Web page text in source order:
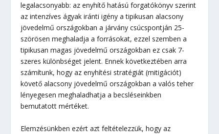
legalacsonyabb: az enyhítő hatású forgatókönyv szerint
az intenzíves ágyak iránti igény a tipikusan alacsony
jövedelmű országokban a járvány csúcspontján 25-
szörösen meghaladja a forrásokat, ezzel szemben a
tipikusan magas jövedelmű országokban ez csak 7-
szeres különbséget jelent. Ennek következtében arra
számítunk, hogy az enyhítési stratégiát (mitigációt)
követő alacsony jövedelmű országokban a valós teher
lényegesen meghaladhatja a becsléseinkben
bemutatott mértéket.
Elemzésünkben ezért azt feltételezzük, hogy az